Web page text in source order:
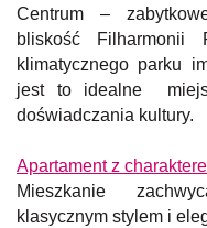
Centrum –
bliskość Filharmonii
klimatycznego parku
jest to idealne
doświadczania kultury.
Apartament z
Mieszkanie
klasycznym stylem i